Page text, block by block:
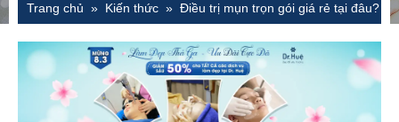
Trang chủ Kiến thức Điều trị mụn trọn gói giá rẻ tại đâu?